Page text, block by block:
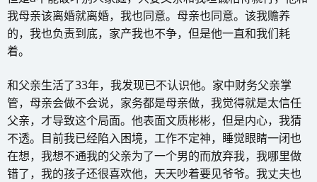
我母亲该离婚就离婚，我也同意。母亲也同意。该我赡养
的，我也负责到底，家产我也不争，但是他一直和我们耗
着。
和父亲生活了33年，我发现已不认识他。家中财务父亲掌
管，母亲会做不会说，家务都是母亲做，我觉得就是太信任
父亲，才导致这个局面。他表面文质彬彬，但是内心，我猜
不透。目前我已经陷入困境，工作不定神，睡觉眼睛一闭也
在想，我想不通我的父亲为了一个男的而放弃我，我哪里做
错了，我的孩子还很喜欢他，天天吵着要见爷爷。我丈夫也